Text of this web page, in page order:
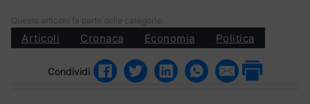
Questo articolo fa parte delle categorie:
Articoli Cronaca Economia Politica
Condividi